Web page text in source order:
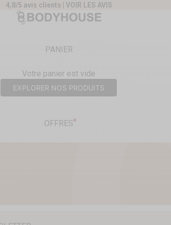
4,8/5 avis clients | VOIR LES AVIS
Body House
PANIER
Votre panier est vide
EXPLORER NOS PRODUITS
OFFRES